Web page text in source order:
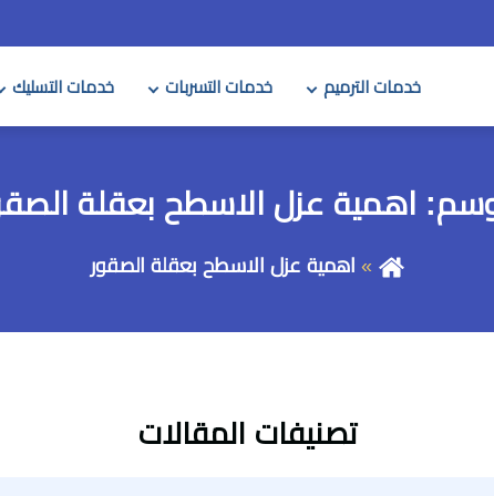
خدمات الترميم خدمات التسربات خدمات التسليك
اهمية عزل الاسطح بعقلة
اهمية عزل الاسطح بعقلة الصقور
تصنيفات المقالات